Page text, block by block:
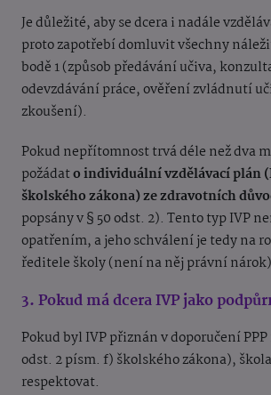
Je důležité, aby se dcera i nadále
proto zapotřebí domluvit všechny
bodě 1 (způsob předávání učiva,
odevzdávání práce, ověření zvládnutí
zkoušení).
Pokud nepřítomnost trvá déle než dva
požádato individuální vzdělávací plán
školského zákona) ze zdravotních
popsány v § 50 odst. 2). Tento typ IVP
opatřením, a jeho schválení je tedy na
ředitele školy (není na něj právní
3. Pokud má dcera IVP jako
Pokud byl IVP přiznán v doporučení PPP
odst. 2 písm. f) školského zákona),
respektovat.